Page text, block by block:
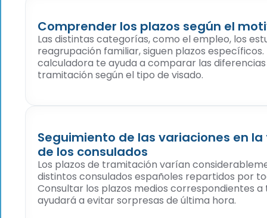
Comprender los plazos según el
Las distintas categorías, como el empleo, los
reagrupación familiar, siguen plazos específicos.
calculadora te ayuda a comparar las
tramitación según el tipo de visado.
Seguimiento de las variaciones en
de los consulados
Los plazos de tramitación varían
distintos consulados españoles repartidos por
Consultar los plazos medios correspondientes
ayudará a evitar sorpresas de última hora.